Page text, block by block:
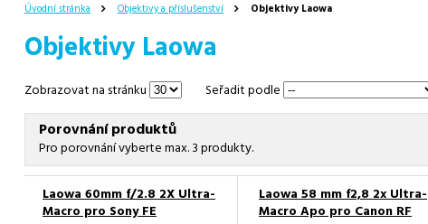
Úvodní stránka Objektivy a příslušenství Objektivy Laowa
Objektivy Laowa
Zobrazovat na stránku Seřadit podle
Porovnání produktů
Pro porovnání vyberte max. 3 produkty.
Laowa 60mm f/2.8 2X Ultra-
Macro pro Sony FE
Laowa 58 mm f2,8 2x Ultra-
Macro Apo pro Canon RF